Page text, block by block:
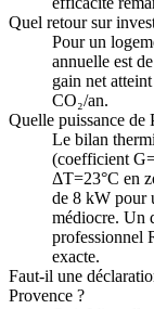
Quel retour sur
Pour un
annuelle est
gain net
CO₂/an.
Quelle puissance de
Le bilan
(coefficient
ΔT=23°C en
de 8 kW pour
médiocre. Un
professionnel
exacte.
Faut-il une
Provence ?